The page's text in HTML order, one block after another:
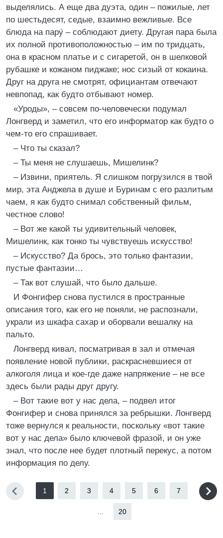
выделялись. А еще два дуэта, один – пожилые, лет
по шестьдесят, седые, взаимно вежливые. Все
блюда на пару́ – соблюдают диету. Другая пара была
их полной противоположностью – им по тридцать,
она в красном платье и с сигаретой, он в шелковой
рубашке и кожаном пиджаке; нос сизый от кокаина.
Друг на друга не смотрят, официантам отвечают
невпопад, как будто отбывают номер.
«Уроды», – совсем по-человечески подумал
Лонгверд и заметил, что его информатор как будто о
чем-то его спрашивает.
– Что ты сказал?
– Ты меня не слушаешь, Мишелинк?
– Извини, приятель. Я слишком погрузился в твой
мир, эта Анджела в душе и Буринам с его разлитым
чаем, я как будто снимал собственный фильм,
честное слово!
– Вот же какой ты удивительный человек,
Мишелинк, как тонко ты чувствуешь искусство!
– Искусство? Да брось, это только фантазии,
пустые фантазии…
– Так вот слушай, что было дальше.
И Фонгифер снова пустился в пространные
описания того, как его не поняли, не распознали,
украли из шкафа сахар и оборвали вешалку на
пальто.
Лонгверд кивал, посматривая в зал и отмечая
появление новой публики, раскрасневшиеся от
алкоголя лица и кое-где даже напряжение – не все
здесь были рады друг другу.
– Вот такие вот у нас дела, – подвел итог
Фонгифер и снова принялся за ребрышки. Лонгверд
тоже вернулся к реальности, поскольку «вот такие
вот у нас дела» было ключевой фразой, и он уже
знал, что после нее будет плотный перекус, а потом
информация по делу.
1 2 3 4 5 6 7
20